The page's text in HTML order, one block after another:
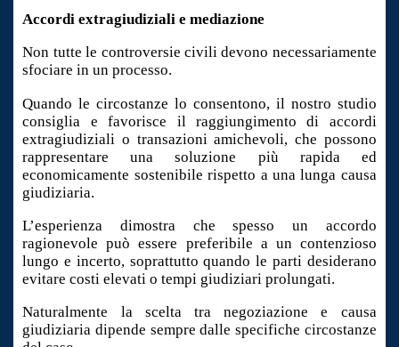
Accordi extragiudiziali e mediazione
Non tutte le controversie civili devono necessariamente
sfociare in un processo.
Quando le circostanze lo consentono, il nostro studio
consiglia e favorisce il raggiungimento di accordi
extragiudiziali o transazioni amichevoli, che possono
rappresentare una soluzione più rapida ed
economicamente sostenibile rispetto a una lunga causa
giudiziaria.
L’esperienza dimostra che spesso un accordo
ragionevole può essere preferibile a un contenzioso
lungo e incerto, soprattutto quando le parti desiderano
evitare costi elevati o tempi giudiziari prolungati.
Naturalmente la scelta tra negoziazione e causa
giudiziaria dipende sempre dalle specifiche circostanze